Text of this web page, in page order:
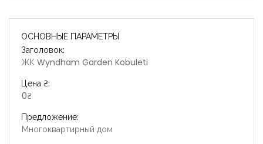
ОСНОВНЫЕ ПАРАМЕТРЫ
Заголовок:
ЖК Wyndham Garden Kobuleti
Цена ₴:
0₴
Предложение:
Многоквартирный дом